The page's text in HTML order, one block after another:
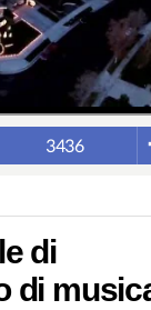
3436
di
di